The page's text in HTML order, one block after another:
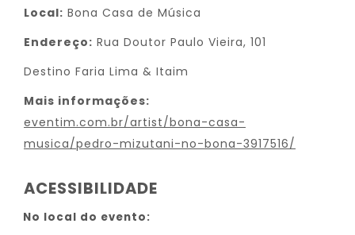
Local: Bona Casa de Música
Endereço: Rua Doutor Paulo Vieira, 101
Destino Faria Lima & Itaim
Mais informações:
eventim.com.br/artist/bona-casa-
musica/pedro-mizutani-no-bona-3917516/
ACESSIBILIDADE
No local do evento: